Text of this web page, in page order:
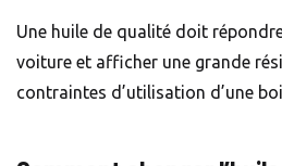
Une huile de qualité doit
voiture et afficher une grande
contraintes d’utilisation d’une